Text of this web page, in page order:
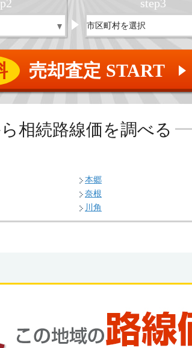
2 step3
売却査定 START ▲
相続路線価を調べる
本郷
奈根
川角